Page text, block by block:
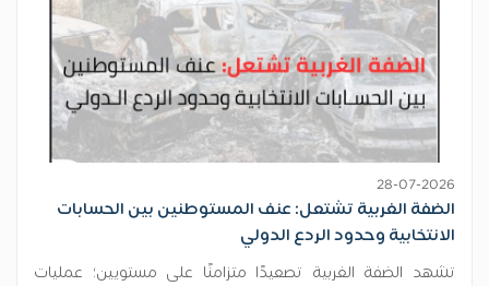
28-07-2026
الضفة الغربية تشتعل: عنف المستوطنين بين الحسابات
الانتخابية وحدود الردع الدولي
تشهد الضفة الغربية تصعيدًا متزامنًا على مستويين؛ عمليات